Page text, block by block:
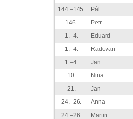
144.–145.
Pál
146.
Petr
1.–4.
Eduard
1.–4.
Radovan
1.–4.
Jan
10.
Nina
21.
Jan
24.–26.
Anna
24.–26.
Martin